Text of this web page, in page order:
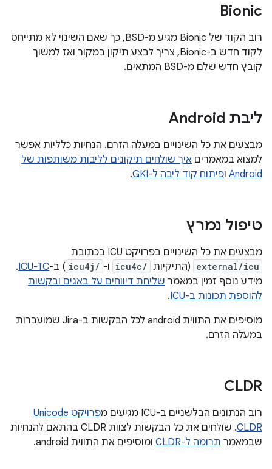
Bionic
רוב הקוד של Bionic מגיע מ-BSD, כך שאם השינוי לא מתייחס
לקוד חדש ב-Bionic, צריך לבצע תיקון במקור ואז למשוך
קובץ חדש שלם מ-BSD המתאים.
ליבת Android
מבצעים את כל השינויים במעלה הזרם. הנחיות כלליות אפשר
למצוא במאמרים איך שולחים תיקונים לליבות משותפות של
Android ופיתוח קוד ליבה ל-GKI .
טיפול נמרץ
מבצעים את כל השינויים בפרויקט ICU בכתובת
external/icu (התיקיות icu4c/ ו- icu4j/ ) ב-ICU-TC
.
מידע נוסף זמין במאמר שליחת דיווחים על באגים ובקשות
להוספת תכונות ב-ICU
.
מוסיפים את התווית android לכל הבקשות ב-Jira שמועברות
במעלה הזרם.
CLDR
רוב הנתונים הבלשניים ב-ICU מגיעים מ
פרויקט Unicode
CLDR
. שולחים את כל הבקשות לצוות CLDR בהתאם להנחיות
שבמאמר תרומה ל-CLDR ומוסיפים את התווית android.